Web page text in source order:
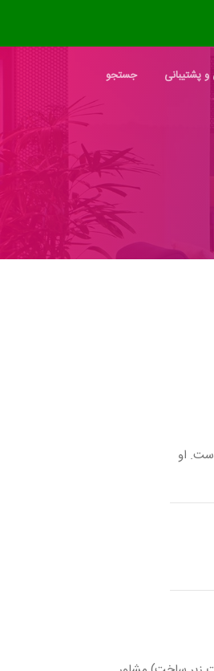
پشتیبانی جستجو
او